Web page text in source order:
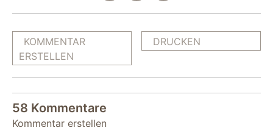
KOMMENTAR
ERSTELLEN
DRUCKEN
58 Kommentare
Kommentar erstellen